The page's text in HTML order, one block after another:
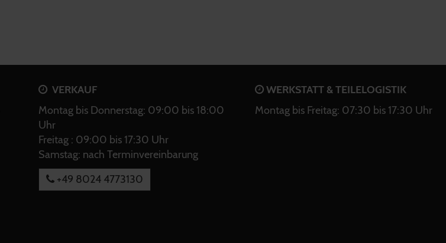
VERKAUF
Montag bis Donnerstag: 09:00 bis 18:00
Uhr
Freitag : 09:00 bis 17:30 Uhr
Samstag: nach Terminvereinbarung
+49 8024 4773130
WERKSTATT & TEILELOGISTIK
Montag bis Freitag: 07:30 bis 17:30 Uhr